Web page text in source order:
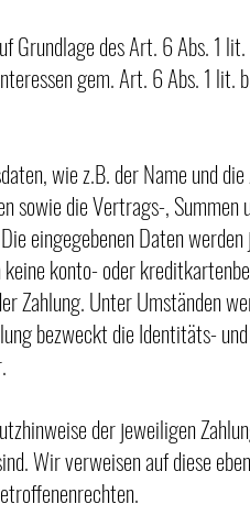
des Art. 6 Abs. 1
gem. Art. 6 Abs. 1 lit.
wie z.B. der Name und
sowie die Vertrags-, Summen
eingegebenen Daten
konto- oder
Zahlung. Unter Umständen
bezweckt die Identitäts-
der jeweiligen
Wir verweisen auf diese